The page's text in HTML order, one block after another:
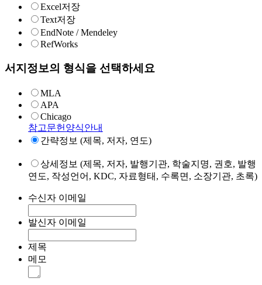
Excel저장
Text저장
EndNote / Mendeley
RefWorks
서지정보의 형식을 선택하세요
MLA
APA
Chicago
참고문헌양식안내
간략정보 (제목, 저자, 연도)
상세정보 (제목, 저자, 발행기관, 학술지명, 권호, 발행
연도, 작성언어, KDC, 자료형태, 수록면, 소장기관, 초록)
수신자 이메일
발신자 이메일
제목
메모